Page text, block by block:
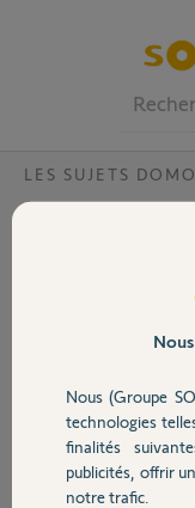
Volet
Sécurité
Domotique
LES SUJETS
Connectivite
où
de
Nous (Groupe
technologies
finalités
publicités, offrir
notre trafic.